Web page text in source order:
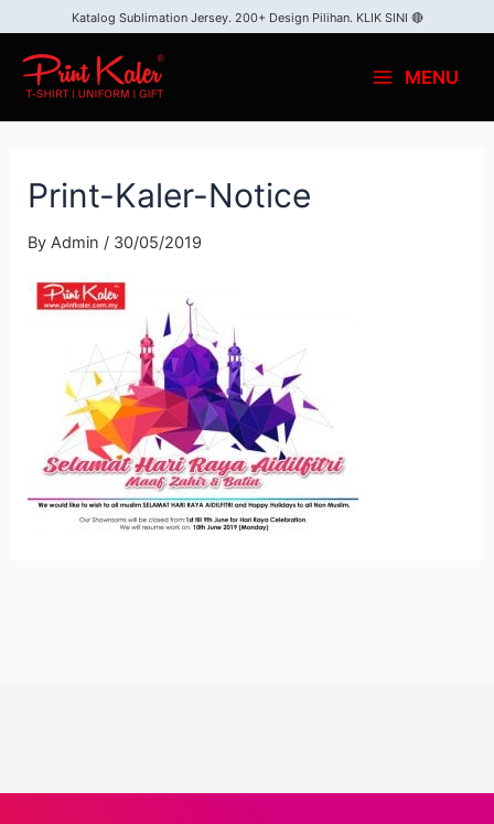
Katalog Sublimation Jersey. 200+ Design Pilihan. KLIK SINI 🔴
MENU
Print-Kaler-Notice
ByAdmin / 30/05/2019